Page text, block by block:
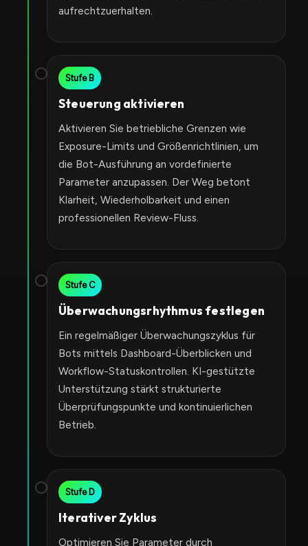
aufrechtzuerhalten.
Stufe B
Steuerung aktivieren
Aktivieren Sie betriebliche Grenzen wie
Exposure-Limits und Größenrichtlinien, um
die Bot-Ausführung an vordefinierte
Parameter anzupassen. Der Weg betont
Klarheit, Wiederholbarkeit und einen
professionellen Review-Fluss.
Stufe C
Überwachungsrhythmus festlegen
Ein regelmäßiger Überwachungszyklus für
Bots mittels Dashboard-Überblicken und
Workflow-Statuskontrollen. KI-gestützte
Unterstützung stärkt strukturierte
Überprüfungspunkte und kontinuierlichen
Betrieb.
Stufe D
Iterativer Zyklus
Optimieren Sie Parameter durch